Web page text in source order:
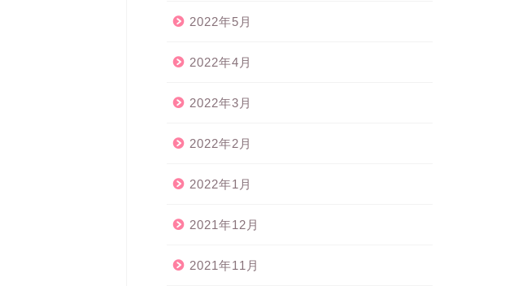
2022年5月
2022年4月
2022年3月
2022年2月
2022年1月
2021年12月
2021年11月